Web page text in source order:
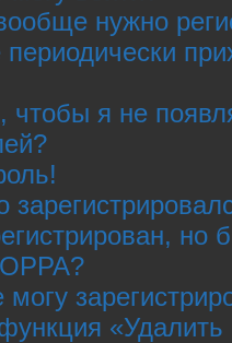
нужно
чтобы я не
но